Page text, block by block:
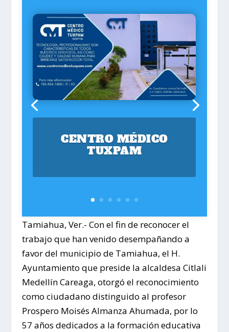
CENTRO MÉDICO
TUXPAM
Tamiahua, Ver.- Con el fin de reconocer el
trabajo que han venido desempañando a
favor del municipio de Tamiahua, el H.
Ayuntamiento que preside la alcaldesa Citlali
Medellín Careaga, otorgó el reconocimiento
como ciudadano distinguido al profesor
Prospero Moisés Almanza Ahumada, por lo
57 años dedicados a la formación educativa